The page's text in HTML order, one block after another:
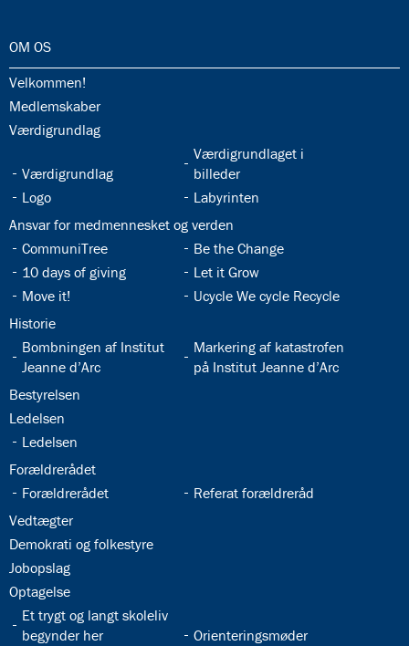
32.0:
OM OS
32.1:
Velkommen!
32.2:
Medlemskaber
32.3:
Værdigrundlag
32.4:
Værdigrundlag
32.5:
Værdigrundlaget i
billeder
32.6:
Logo 32.7:
Labyrinten
32.8:
Ansvar for medmennesket og verden
32.9:
CommuniTree 32.10:
Be the Change
32.11:
10 days of giving 32.12:
Let it Grow
32.13:
Move it! 32.14:
Ucycle We cycle Recycle
32.15:
Historie
32.16:
Bombningen af Institut
Jeanne d’Arc
32.17:
Markering af katastrofen
på Institut Jeanne d’Arc
32.18:
Bestyrelsen
32.19:
Ledelsen
32.20:
Ledelsen
32.21:
Forældrerådet
32.22:
Forældrerådet 32.23:
Referat forældreråd
32.24:
Vedtægter
32.25:
Demokrati og folkestyre
32.26:
Jobopslag
32.27:
Optagelse
32.28:
Et trygt og langt skoleliv
begynder her
32.29:
Orienteringsmøder